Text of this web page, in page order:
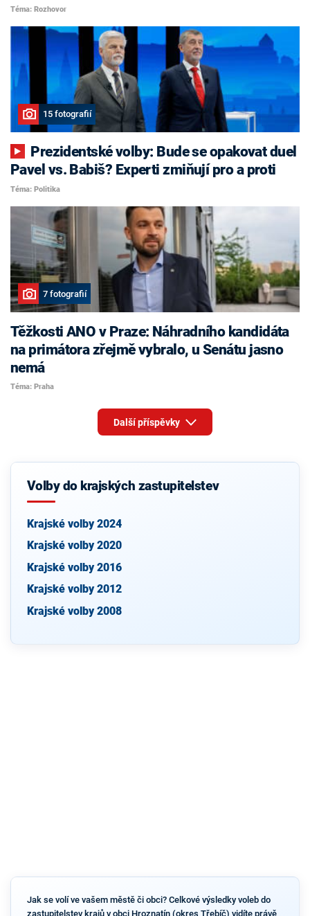
Téma: Rozhovor
15 fotografií
Pavel vs. Babiš? Experti zmiňují pro a proti
Téma: Politika
7 fotografií
Těžkosti ANO v Praze: Náhradního kandidáta
na primátora zřejmě vybralo, u Senátu jasno
nemá
Téma: Praha
Další příspěvky
Volby do krajských zastupitelstev
Krajské volby 2024
Krajské volby 2020
Krajské volby 2016
Krajské volby 2012
Krajské volby 2008
Jak se volí ve vašem městě či obci? Celkové výsledky voleb do
zastupitelstev krajů v obci Hroznatín (okres Třebíč) vidíte právě